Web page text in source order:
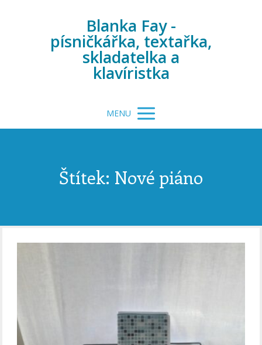
Blanka Fay -
písničkářka, textařka,
skladatelka a
klavíristka
MENU
Štítek: Nové piáno